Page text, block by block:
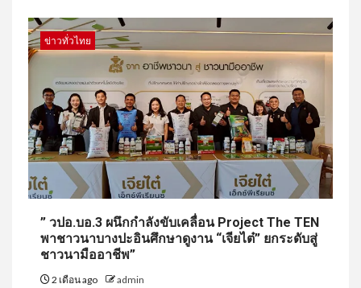
ข่าวทั่วไทย
” วปอ.บอ.3 ผนึกกำลังขับเคลื่อน Project The TEN
พาชาวนาบางปะอินศึกษาดูงาน “เจียไต๋” ยกระดับสู่
ชาวนามืออาชีพ”
2 เดือน ago admin